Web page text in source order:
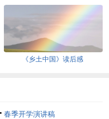
《乡土中国》读后感
春季开学演讲稿